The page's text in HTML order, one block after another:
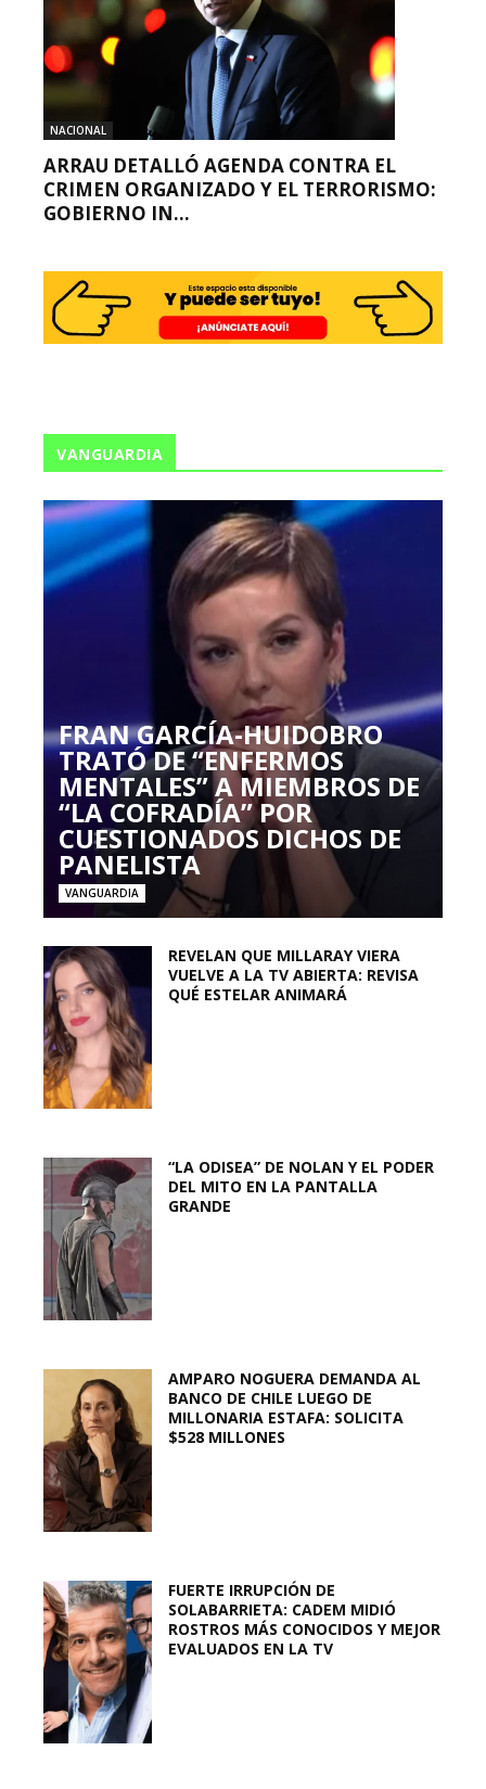
NACIONAL
ARRAU DETALLÓ AGENDA CONTRA EL
CRIMEN ORGANIZADO Y EL TERRORISMO:
GOBIERNO IN...
VANGUARDIA
FRAN GARCÍA-HUIDOBRO
TRATÓ DE “ENFERMOS
MENTALES” A MIEMBROS DE
“LA COFRADÍA” POR
CUESTIONADOS DICHOS DE
PANELISTA
VANGUARDIA
REVELAN QUE MILLARAY VIERA
VUELVE A LA TV ABIERTA: REVISA
QUÉ ESTELAR ANIMARÁ
“LA ODISEA” DE NOLAN Y EL PODER
DEL MITO EN LA PANTALLA
GRANDE
AMPARO NOGUERA DEMANDA AL
BANCO DE CHILE LUEGO DE
MILLONARIA ESTAFA: SOLICITA
$528 MILLONES
FUERTE IRRUPCIÓN DE
SOLABARRIETA: CADEM MIDIÓ
ROSTROS MÁS CONOCIDOS Y MEJOR
EVALUADOS EN LA TV